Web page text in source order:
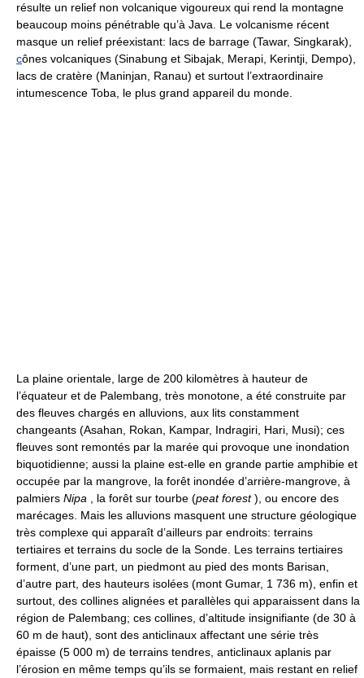
résulte un relief non volcanique vigoureux qui rend la montagne
beaucoup moins pénétrable qu’à Java. Le volcanisme récent
masque un relief préexistant: lacs de barrage (Tawar, Singkarak),
cônes volcaniques (Sinabung et Sibajak, Merapi, Kerintji, Dempo),
lacs de cratère (Maninjan, Ranau) et surtout l’extraordinaire
intumescence Toba, le plus grand appareil du monde.
La plaine orientale, large de 200 kilomètres à hauteur de
l’équateur et de Palembang, très monotone, a été construite par
des fleuves chargés en alluvions, aux lits constamment
changeants (Asahan, Rokan, Kampar, Indragiri, Hari, Musi); ces
fleuves sont remontés par la marée qui provoque une inondation
biquotidienne; aussi la plaine est-elle en grande partie amphibie et
occupée par la mangrove, la forêt inondée d’arrière-mangrove, à
palmiers Nipa , la forêt sur tourbe (peat forest), ou encore des
marécages. Mais les alluvions masquent une structure géologique
très complexe qui apparaît d’ailleurs par endroits: terrains
tertiaires et terrains du socle de la Sonde. Les terrains tertiaires
forment, d’une part, un piedmont au pied des monts Barisan,
d’autre part, des hauteurs isolées (mont Gumar, 1 736 m), enfin et
surtout, des collines alignées et parallèles qui apparaissent dans la
région de Palembang; ces collines, d’altitude insignifiante (de 30 à
60 m de haut), sont des anticlinaux affectant une série très
épaisse (5 000 m) de terrains tendres, anticlinaux aplanis par
l’érosion en même temps qu’ils se formaient, mais restant en relief